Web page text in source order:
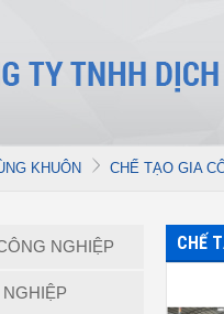
KHUÔN CHẾ TẠO GIA
NGHIỆP CHẾ